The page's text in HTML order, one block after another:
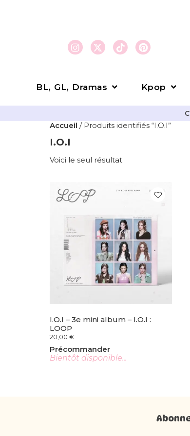
BL, GL, Dramas Kpop
Accueil / Produits identifiés “I.O.I”
I.O.I
Voici le seul résultat
I.O.I – 3e mini album – I.O.I :
LOOP
20,00 €
Précommander
Bientôt disponible...